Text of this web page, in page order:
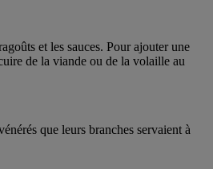
et les sauces. Pour ajouter une
de la viande ou de la volaille au
que leurs branches servaient à